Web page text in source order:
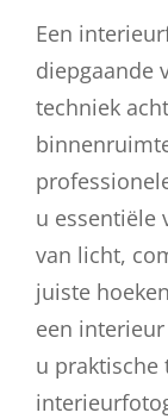
Een
diepgaande
techniek
u essentiële
van licht,
juiste
een
u praktische